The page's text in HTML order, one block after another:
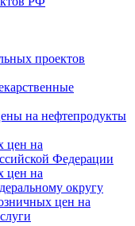
проектов
на нефтепродукты
цен на
Федерации
цен на
округу
цен на